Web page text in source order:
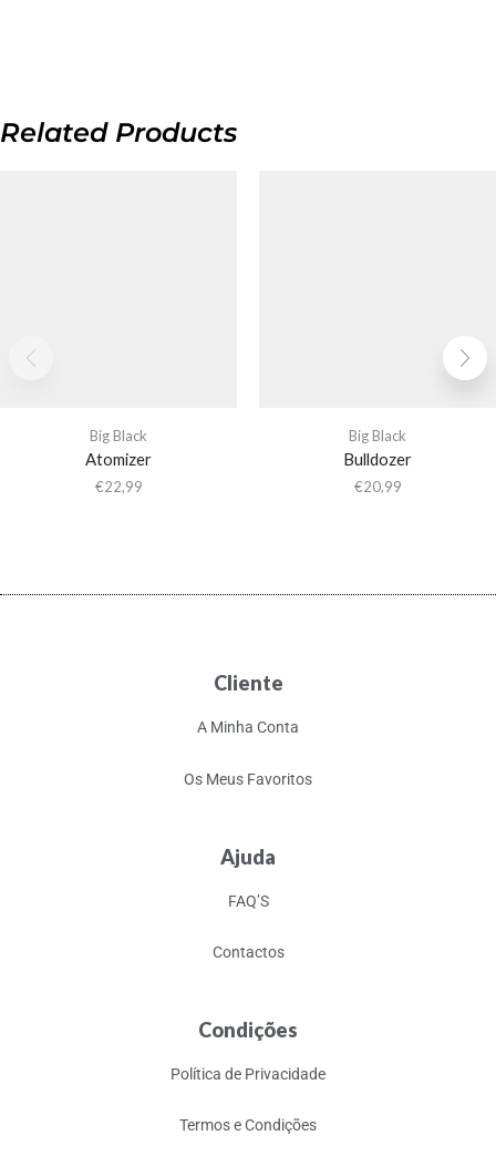
Related Products
Big Black
Atomizer
€22,99
Big Black
Bulldozer
€20,99
Cliente
A Minha Conta
Os Meus Favoritos
Ajuda
FAQ’S
Contactos
Condições
Política de Privacidade
Termos e Condições